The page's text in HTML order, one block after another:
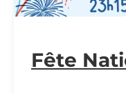
Fête